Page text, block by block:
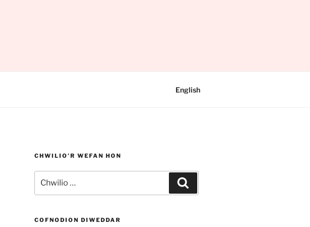
English
CHWILIO’R WEFAN HON
am:
COFNODION DIWEDDAR